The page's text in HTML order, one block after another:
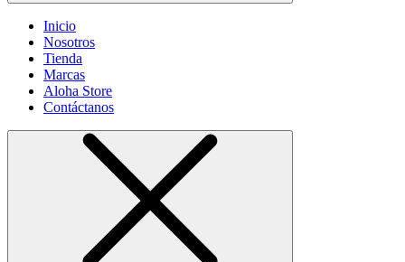
Inicio
Nosotros
Tienda
Marcas
Aloha Store
Contáctanos